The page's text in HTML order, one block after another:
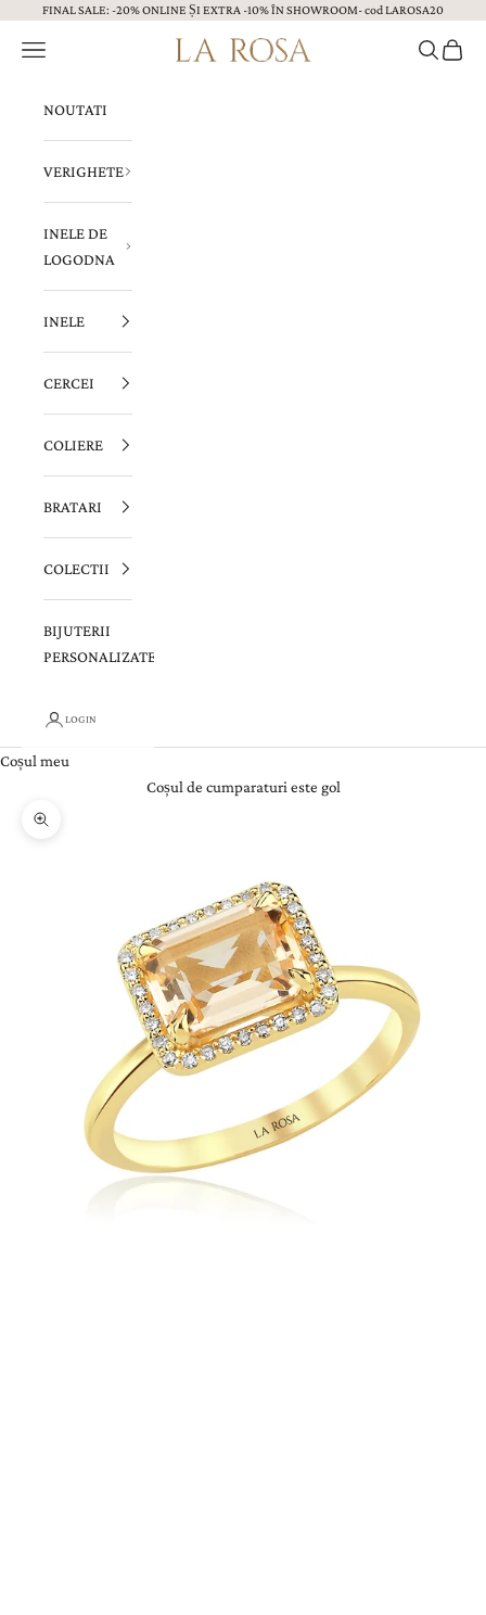
Sari la continut
FINAL SALE: -20% ONLINE ȘI EXTRA -10% ÎN SHOWROOM- cod LAROSA20
Bijuterii LA ROSA
Menu CautăCoș
NOUTATI
VERIGHETE
INELE DE
LOGODNA
INELE
CERCEI
COLIERE
BRATARI
COLECTII
BIJUTERII
PERSONALIZATE
LOGIN
Coșul meu
Coșul de cumparaturi este gol
Zoom